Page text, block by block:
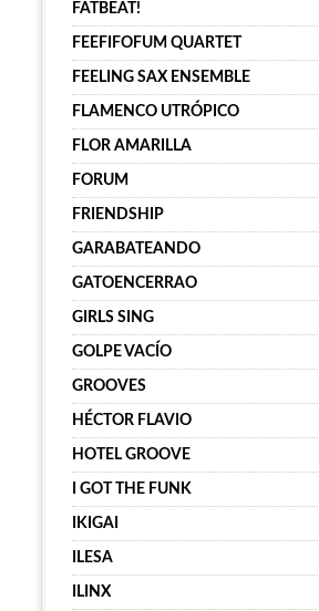
FATBEAT!
FEEFIFOFUM QUARTET
FEELING SAX ENSEMBLE
FLAMENCO UTRÓPICO
FLOR AMARILLA
FORUM
FRIENDSHIP
GARABATEANDO
GATOENCERRAO
GIRLS SING
GOLPE VACÍO
GROOVES
HÉCTOR FLAVIO
HOTEL GROOVE
I GOT THE FUNK
IKIGAI
ILESA
ILINX